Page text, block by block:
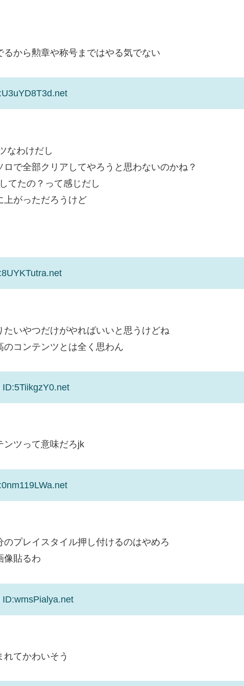
から勲章や称号まではやる気でない
なわけだし
で全部クリアしてやろうと思わないのかね？
てたの？って感じだし
上がっただろうけど
いやつだけがやればいいと思うけどね
コンテンツとは全く思わん
ンツって意味だろjk
プレイスタイル押し付けるのはやめろ
像貼るわ
てかわいそう